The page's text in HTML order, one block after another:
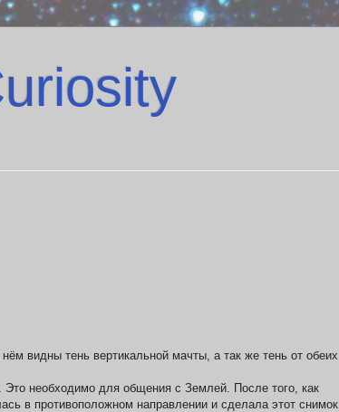
видны тень вертикальной мачты, а так же тень от обеих
Это необходимо для общения с Землей. После того, как
в противоположном направлении и сделала этот снимок.